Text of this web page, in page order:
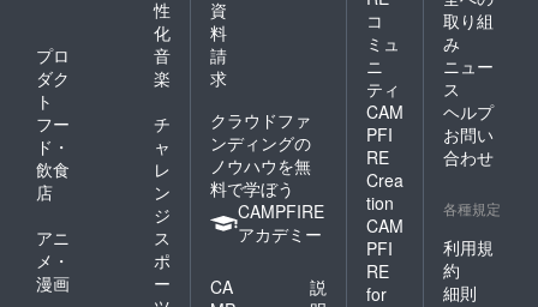
性
化
プロ
ダク
ト
音
楽
フー
ド・
飲食
店
チ
ャ
レ
ン
ジ
アニ
メ・
漫画
ス
ポ
ー
資
料
請
求
クラウドファ
ンディングの
ノウハウを無
料で学ぼう
CAMPFIRE
アカデミー
CA
説
コ
ミュ
ニ
ティ
CAM
PFI
RE
Crea
tion
CAM
PFI
RE
for
取り組
み
ニュー
ス
ヘルプ
お問い
合わせ
各種規定
利用規
約
細則